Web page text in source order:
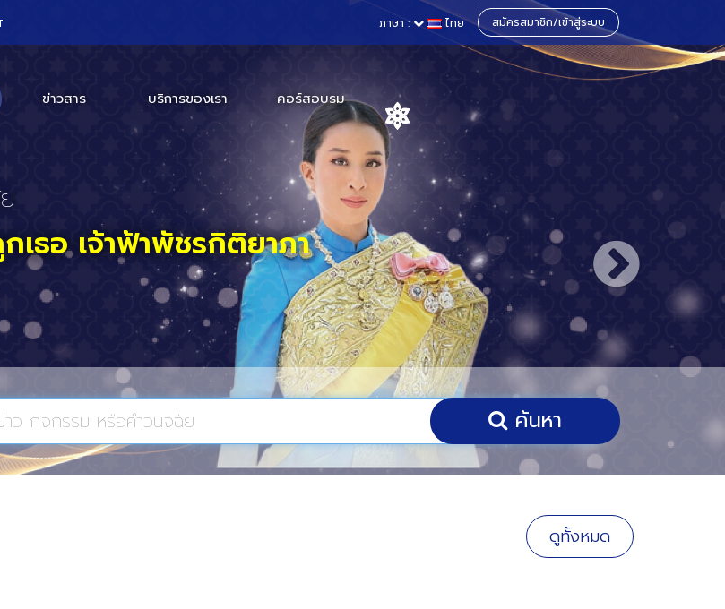
นา
อัครราชทูตสหรัฐอเมริกาและสหราช
ภาษา : ไทย สมัครสมาชิก/เข้าสู่ระบบ
ข่าวสาร บริการของเรา คอร์สอบรม
ค้นหา
ดูทั้งหมด